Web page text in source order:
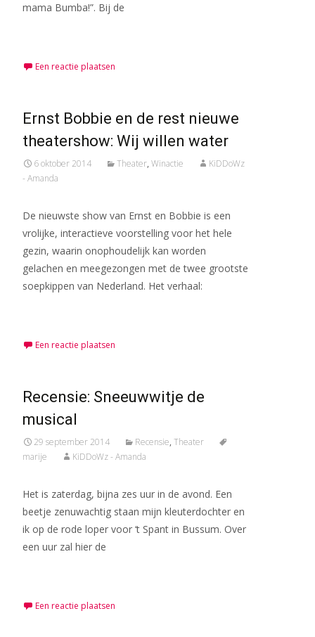
mama Bumba!”. Bij de
Een reactie plaatsen
Ernst Bobbie en de rest nieuwe
theatershow: Wij willen water
6 oktober 2014 Theater, Winactie
KiDDoWz
- Amanda
De nieuwste show van Ernst en Bobbie is een
vrolijke, interactieve voorstelling voor het hele
gezin, waarin onophoudelijk kan worden
gelachen en meegezongen met de twee grootste
soepkippen van Nederland. Het verhaal:
Een reactie plaatsen
Recensie: Sneeuwwitje de
musical
29 september 2014 Recensie, Theater
marije
KiDDoWz - Amanda
Het is zaterdag, bijna zes uur in de avond. Een
beetje zenuwachtig staan mijn kleuterdochter en
ik op de rode loper voor ‘t Spant in Bussum. Over
een uur zal hier de
Een reactie plaatsen